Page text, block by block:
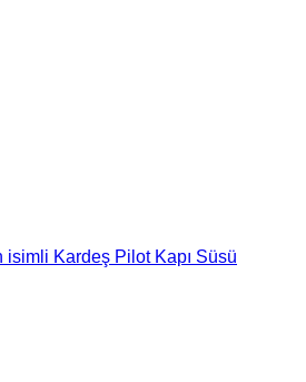
Kardeş Pilot Kapı Süsü